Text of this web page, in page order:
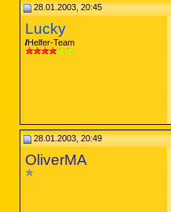
28.01.2003, 20:45
Lucky
Helfer-Team
28.01.2003, 20:49
OliverMA